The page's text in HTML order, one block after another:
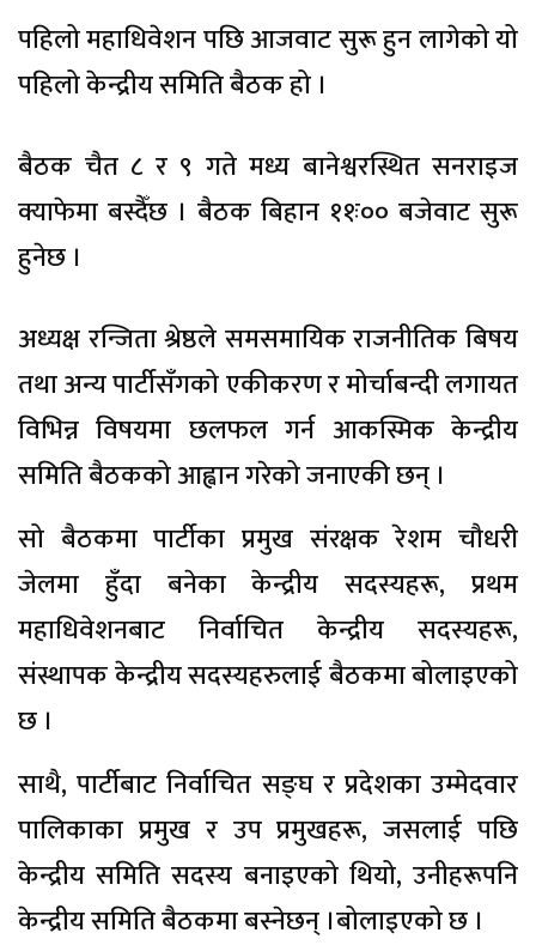
पहिलो महाधिवेशन पछि आजवाट सुरू हुन लागेको यो
पहिलो केन्द्रीय समिति बैठक हो ।
बैठक चैत ८ र ९ गते मध्य बानेश्वरस्थित सनराइज
क्याफेमा बस्दैँछ । बैठक बिहान ११ः०० बजेवाट सुरू
हुनेछ ।
अध्यक्ष रन्जिता श्रेष्ठले समसमायिक राजनीतिक बिषय
तथा अन्य पार्टीसँगको एकीकरण र मोर्चाबन्दी लगायत
विभिन्न विषयमा छलफल गर्न आकस्मिक केन्द्रीय
समिति बैठकको आह्वान गरेको जनाएकी छन् ।
सो बैठकमा पार्टीका प्रमुख संरक्षक रेशम चौधरी
जेलमा हुँदा बनेका केन्द्रीय सदस्यहरू, प्रथम
महाधिवेशनबाट निर्वाचित केन्द्रीय सदस्यहरू,
संस्थापक केन्द्रीय सदस्यहरुलाई बैठकमा बोलाइएको
छ ।
साथै, पार्टीबाट निर्वाचित सङ्घ र प्रदेशका उम्मेदवार
पालिकाका प्रमुख र उप प्रमुखहरू, जसलाई पछि
केन्द्रीय समिति सदस्य बनाइएको थियो, उनीहरूपनि
केन्द्रीय समिति बैठकमा बस्नेछन् ।बोलाइएको छ ।